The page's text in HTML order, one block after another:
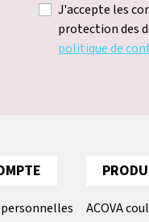
J'accepte les
protection des
politique de
ACOVA